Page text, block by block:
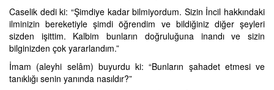
Caselik dedi ki: “Şimdiye kadar bilmiyordum. Sizin İncil hakkındaki
ilminizin bereketiyle şimdi öğrendim ve bildiğiniz diğer şeyleri
sizden işittim. Kalbim bunların doğruluğuna inandı ve sizin
bilginizden çok yararlandım.”
İmam (aleyhi selâm) buyurdu ki: “Bunların şahadet etmesi ve
tanıklığı senin yanında nasıldır?”